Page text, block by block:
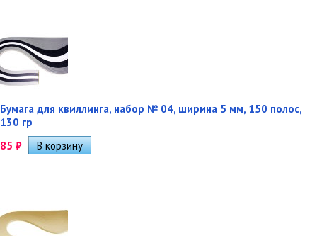
Бумага для квиллинга, набор № 04, ширина 5 мм, 150 полос,
130 гр
85 ₽